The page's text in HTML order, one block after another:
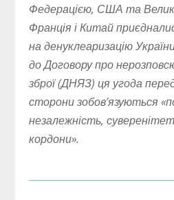
Федерацією, США та
Франція і Китай
на денуклеаризацію
до Договору про
зброї (ДНЯЗ) ця угода
сторони зобов’язуються
незалежність,
кордони».